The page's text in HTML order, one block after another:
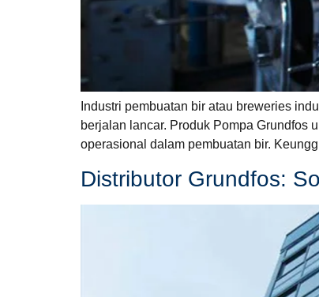
Industri pembuatan bir atau breweries
berjalan lancar. Produk Pompa Grundfos
operasional dalam pembuatan bir.
Distributor Grundfos: